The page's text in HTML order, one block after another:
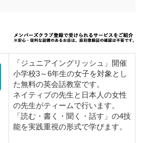
「ジュニアイングリッシュ」開催
小学校3～6年生の女子を対象とし
た無料の英会話教室です。
ネイティブの先生と日本人の女性
の先生がティームで行います。
「読む・書く・聞く・話す」の4技
能を実践重視の形式で学びます。